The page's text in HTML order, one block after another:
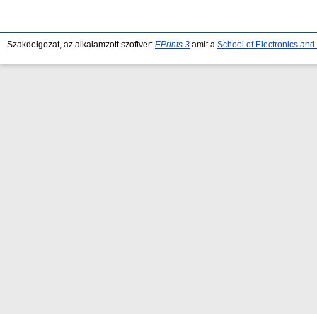
Szakdolgozat, az alkalamzott szoftver: EPrints 3 amit a School of Electronics